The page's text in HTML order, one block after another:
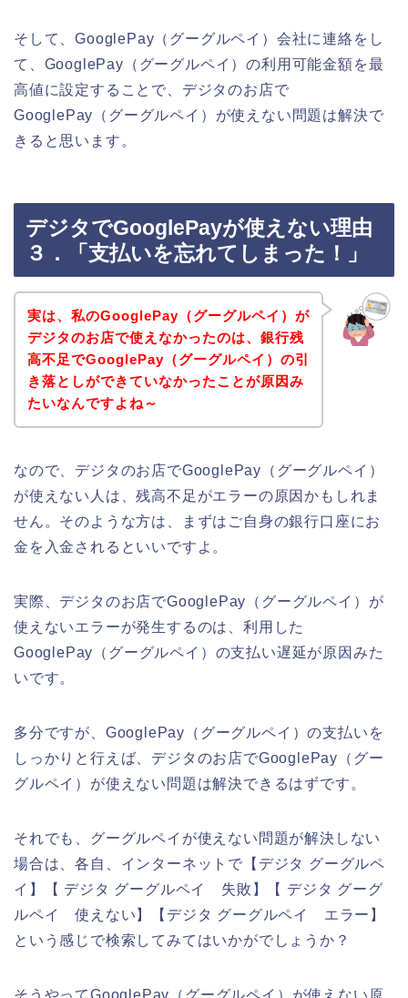
そして、GooglePay（グーグルペイ）会社に連絡をし
て、GooglePay（グーグルペイ）の利用可能金額を最
高値に設定することで、デジタのお店で
GooglePay（グーグルペイ）が使えない問題は解決で
きると思います。
デジタでGooglePayが使えない理由
３．「支払いを忘れてしまった！」
実は、私のGooglePay（グーグルペイ）が
デジタのお店で使えなかったのは、銀行残
高不足でGooglePay（グーグルペイ）の引
き落としができていなかったことが原因み
たいなんですよね～
なので、デジタのお店でGooglePay（グーグルペイ）
が使えない人は、残高不足がエラーの原因かもしれま
せん。そのような方は、まずはご自身の銀行口座にお
金を入金されるといいですよ。
実際、デジタのお店でGooglePay（グーグルペイ）が
使えないエラーが発生するのは、利用した
GooglePay（グーグルペイ）の支払い遅延が原因みた
いです。
多分ですが、GooglePay（グーグルペイ）の支払いを
しっかりと行えば、デジタのお店でGooglePay（グー
グルペイ）が使えない問題は解決できるはずです。
それでも、グーグルペイが使えない問題が解決しない
場合は、各自、インターネットで【デジタ グーグルペ
イ】【 デジタ グーグルペイ 失敗】【 デジタ グーグ
ルペイ 使えない】【デジタ グーグルペイ エラー】
という感じで検索してみてはいかがでしょうか？
そうやってGooglePay（グーグルペイ）が使えない原